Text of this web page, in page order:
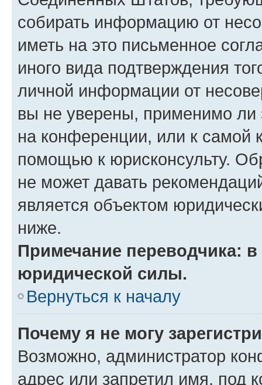
собирать информацию от
иметь на это письменное
иного вида подтверждения
личной информации от
вы не уверены, применимо ли
на конференции, или к самой
помощью к юрисконсульту.
не может давать
является объектом
ниже.
Примечание переводчика:
юридической силы.
Вернуться к началу
Почему я не могу
Возможно, администратор
адрес или запретил имя, под